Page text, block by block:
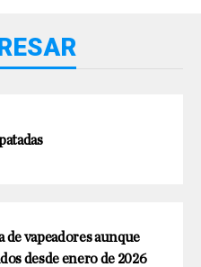
de vapeadores aunque
desde enero de 2026